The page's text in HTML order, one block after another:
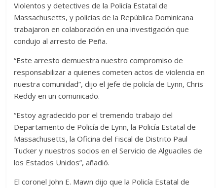
Violentos y detectives de la Policía Estatal de
Massachusetts, y policías de la República Dominicana
trabajaron en colaboración en una investigación que
condujo al arresto de Peña.
“Este arresto demuestra nuestro compromiso de
responsabilizar a quienes cometen actos de violencia en
nuestra comunidad”, dijo el jefe de policía de Lynn, Chris
Reddy en un comunicado.
“Estoy agradecido por el tremendo trabajo del
Departamento de Policía de Lynn, la Policía Estatal de
Massachusetts, la Oficina del Fiscal de Distrito Paul
Tucker y nuestros socios en el Servicio de Alguaciles de
los Estados Unidos”, añadió.
El coronel John E. Mawn dijo que la Policía Estatal de